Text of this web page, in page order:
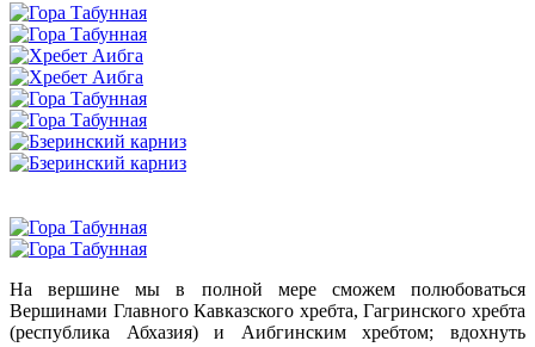
На вершине мы в полной мере сможем полюбоваться
Вершинами Главного Кавказского хребта, Гагринского хребта
(республика Абхазия) и Аибгинским хребтом; вдохнуть